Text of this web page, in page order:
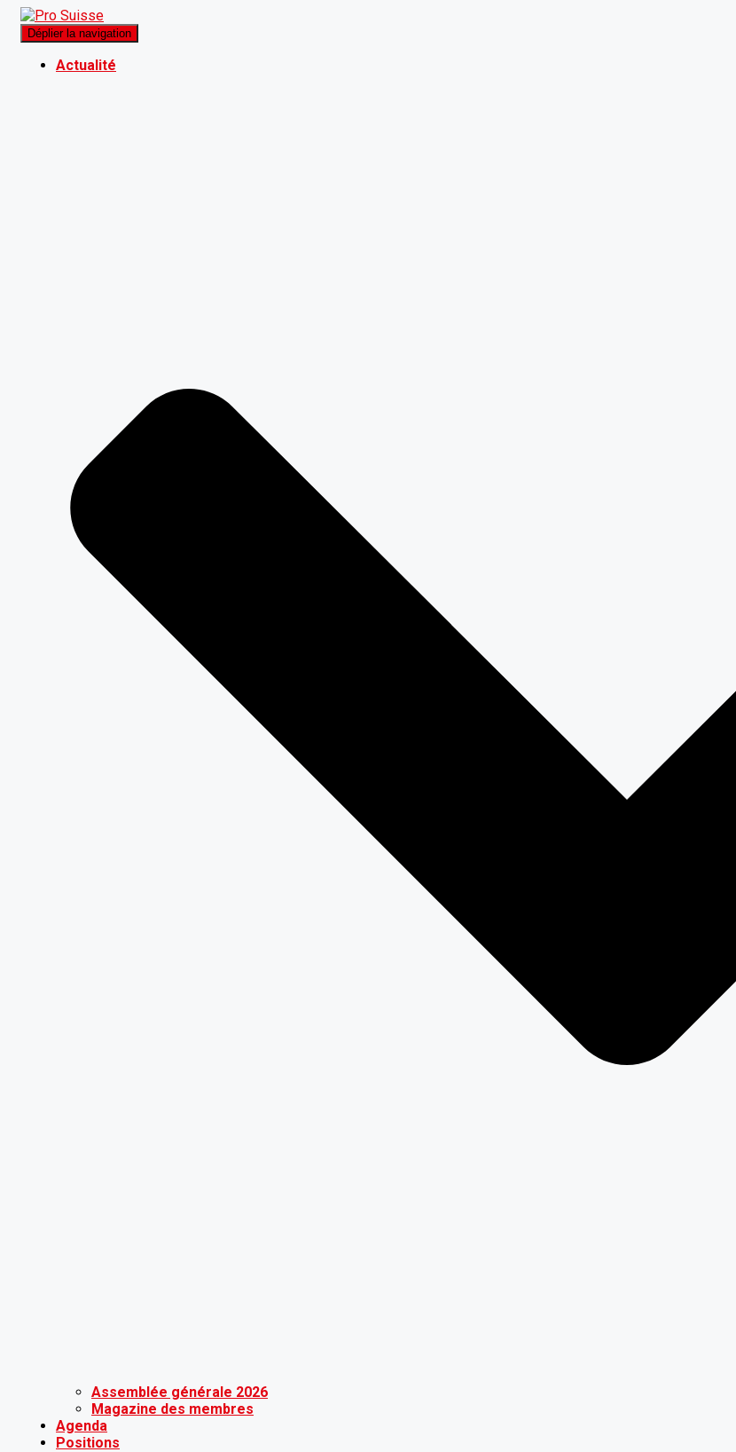
Déplier la navigation
Actualité
Assemblée générale 2026
Magazine des membres
Agenda
Positions